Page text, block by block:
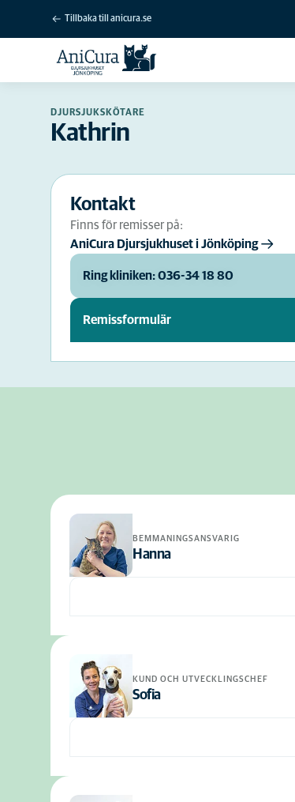
Tillbaka till anicura.se
DJURSJUKSKÖTARE
Kathrin
Kontakt
Finns för remisser på:
AniCura Djursjukhuset i Jönköping
Ring kliniken: 036-34 18 80
Remissformulär
BEMMANINGSANSVARIG
Hanna
KUND OCH UTVECKLINGSCHEF
Sofia